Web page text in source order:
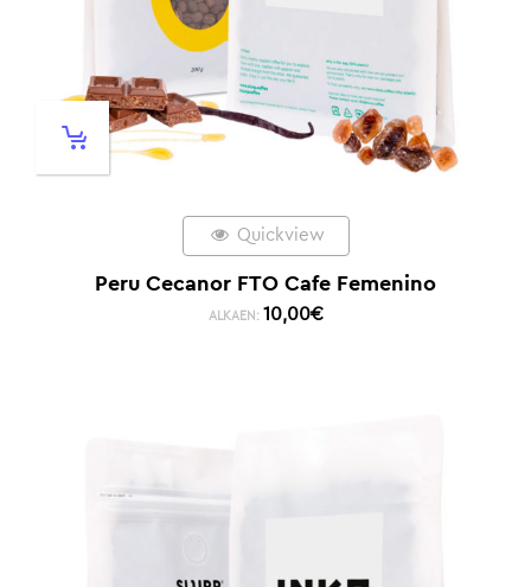
Quickview
Peru Cecanor FTO Cafe Femenino
ALKAEN: 10,00€